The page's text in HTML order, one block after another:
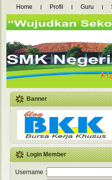
Home Profil Guru
Banner
Login Member
Username :